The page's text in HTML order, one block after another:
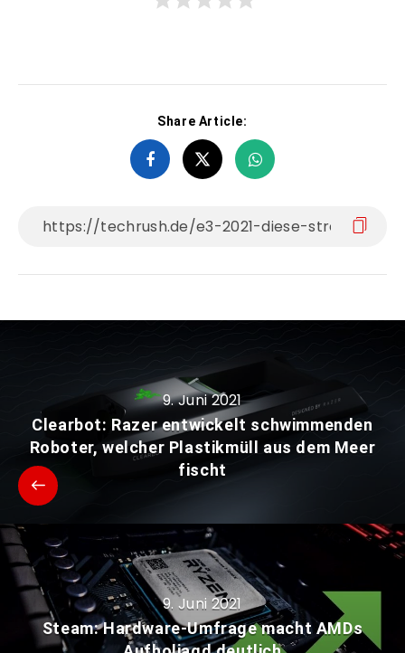
Share Article:
9. Juni 2021
Clearbot: Razer entwickelt schwimmenden
Roboter, welcher Plastikmüll aus dem Meer
fischt
9. Juni 2021
Steam: Hardware-Umfrage macht AMDs